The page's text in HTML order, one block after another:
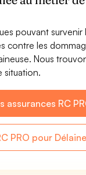
pouvant
contre les
Nous
situation.
assurances RC
PRO pour